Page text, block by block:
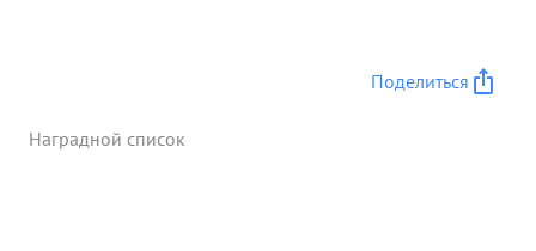
следующие трофеи: орудии разного калибра 21,
автомашин - 24. мотоциклов - 32, лошадеи - 104,
Поделиться
Наградной список